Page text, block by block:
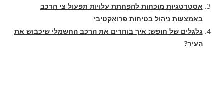
אסטרטגיות מוכחות להפחתת עלויות תפעול צי הרכב
באמצעות ניהול בטיחות פרואקטיבי
גלגלים של חופש: איך בוחרים את הרכב החשמלי שיכבוש את
העיר?